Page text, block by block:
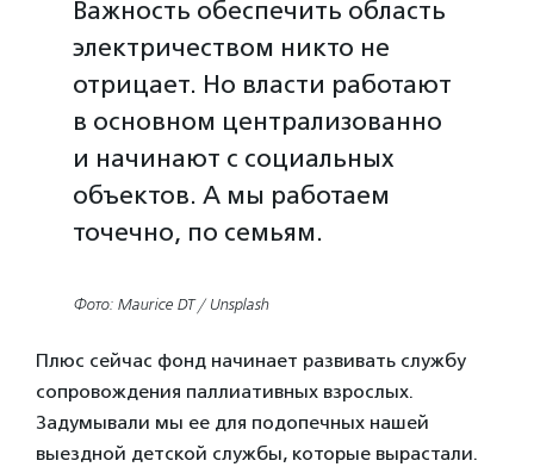
Важность обеспечить область
электричеством никто не
отрицает. Но власти работают
в основном централизованно
и начинают с социальных
объектов. А мы работаем
точечно, по семьям.
Фото: Maurice DT / Unsplash
Плюс сейчас фонд начинает развивать службу
сопровождения паллиативных взрослых.
Задумывали мы ее для подопечных нашей
выездной детской службы, которые вырастали.